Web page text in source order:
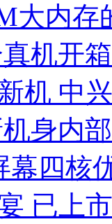
大内存
机开
机 中
身内
幕四核
已上